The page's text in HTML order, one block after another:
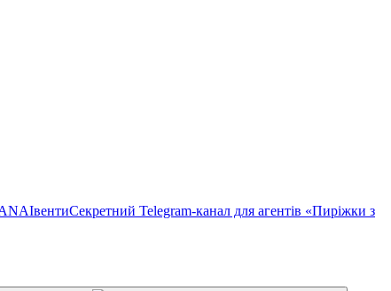
ІвентиСекретний Telegram-канал для агентів «Пиріжки з